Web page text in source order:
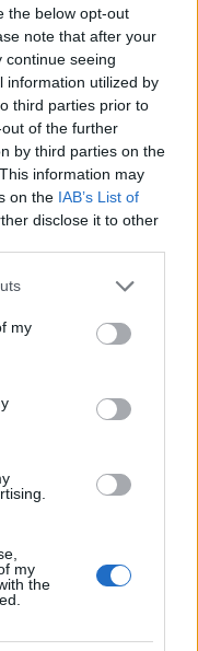
the below opt-out
note that after your
continue seeing
information utilized by
third parties prior to
of the further
by third parties on the
information may
on the IAB’s List of
disclose it to other
my
my
the
de minden
novellákat,
SZERZŐTŐL
nem hiszünk a
kérnek?